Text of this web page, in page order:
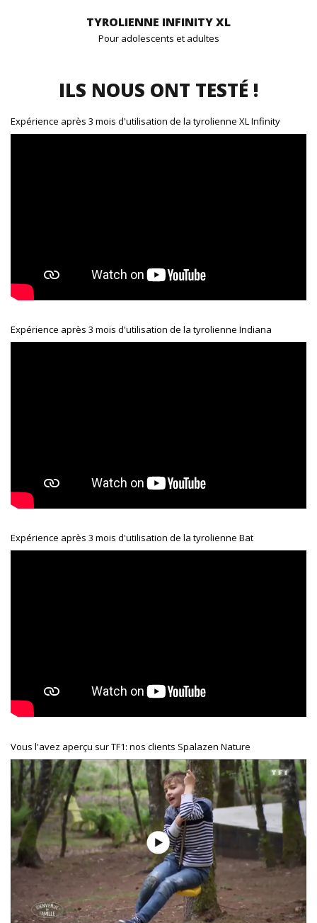
TYROLIENNE INFINITY XL
Pour adolescents et adultes
ILS NOUS ONT TESTÉ !
Expérience après 3 mois d'utilisation de la tyrolienne XL Infinity
Expérience après 3 mois d'utilisation de la tyrolienne Indiana
Expérience après 3 mois d'utilisation de la tyrolienne Bat
Vous l'avez aperçu sur TF1: nos clients Spalazen Nature